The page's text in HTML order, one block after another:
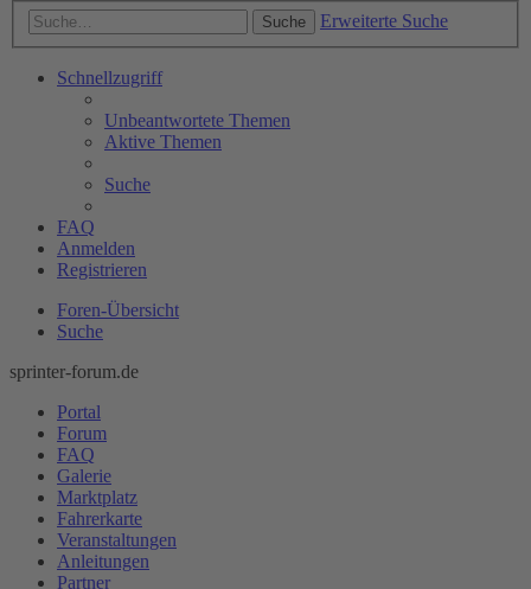
Suche Erweiterte Suche
Schnellzugriff
Unbeantwortete Themen
Aktive Themen
Suche
FAQ
Anmelden
Registrieren
Foren-Übersicht
Suche
sprinter-forum.de
Portal
Forum
FAQ
Galerie
Marktplatz
Fahrerkarte
Veranstaltungen
Anleitungen
Partner